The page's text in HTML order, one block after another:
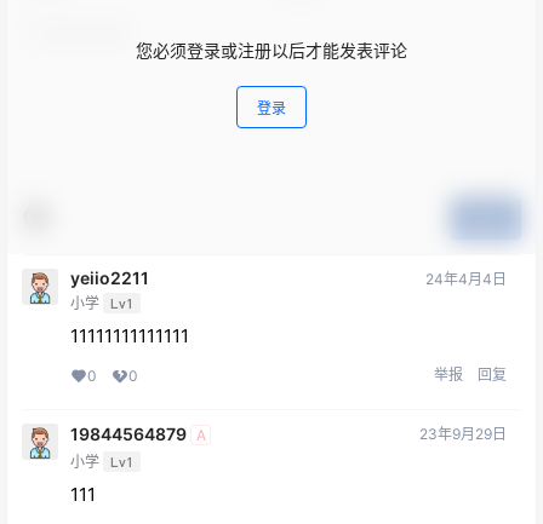
您必须登录或注册以后才能发表评论
登录
yeiio2211
小学 Lv1
24年4月4日
11111111111111
0 0 举报 回复
19844564879 A
小学 Lv1
23年9月29日
111